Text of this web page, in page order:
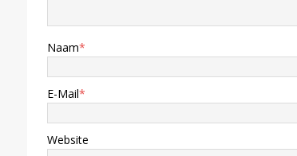
Naam*
E-Mail*
Website